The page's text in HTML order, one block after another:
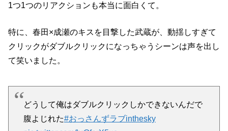
1つ1つのリアクションも本当に面白くて。
特に、春田×成瀬のキスを目撃した武蔵が、動揺しすぎて
クリックがダブルクリックになっちゃうシーンは声を出し
て笑いました。
どうして俺はダブルクリックしかできないんだで
腹よじれた
#おっさんずラブinthesky
pic.twitter.com/brQferX5us